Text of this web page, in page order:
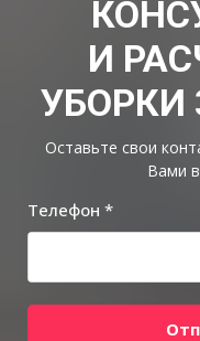
И
УБОРКИ
Оставьте свои
Вами
Телефон *